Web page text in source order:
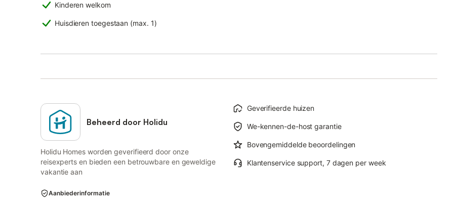
Kinderen welkom
Huisdieren toegestaan (max. 1)
Beheerd door Holidu
Holidu Homes worden geverifieerd door onze
reisexperts en bieden een betrouwbare en geweldige
vakantie aan
Geverifieerde huizen
We-kennen-de-host garantie
Bovengemiddelde beoordelingen
Klantenservice support, 7 dagen per week
Aanbiederinformatie